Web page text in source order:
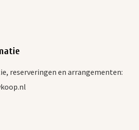
reserveringen en arrangementen: